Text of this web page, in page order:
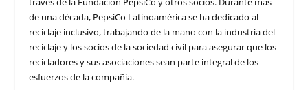
de una década, PepsiCo Latinoamérica se ha dedicado al
reciclaje inclusivo, trabajando de la mano con la industria del
reciclaje y los socios de la sociedad civil para asegurar que los
recicladores y sus asociaciones sean parte integral de los
esfuerzos de la compañía.